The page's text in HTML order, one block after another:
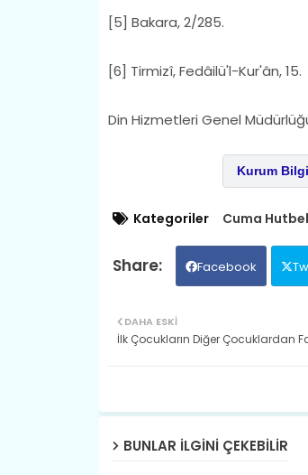
[5] Bakara, 2/285.
[6] Tirmizî, Fedâilü'l-Kur'ân, 15.
Din Hizmetleri Genel
Kurum
Kategoriler Cuma
Facebook
DAHA ESKI
​İlk Çocukların Diğer Çocuklardan
BUNLAR ILGINI ÇEKEBILIR